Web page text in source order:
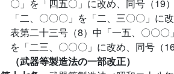
〇」を「四五〇」に改め、同号（19
「二、〇〇〇」を「二、三〇〇」に
表第二十三号（8）中「一五、〇〇〇
を「二三、〇〇〇」に改め、同号（
（武器等製造法の一部改正）